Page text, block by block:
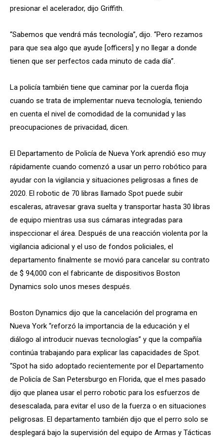
presionar el acelerador, dijo Griffith.
“Sabemos que vendrá más tecnología”, dijo. “Pero rezamos
para que sea algo que ayude [officers] y no llegar a donde
tienen que ser perfectos cada minuto de cada día”.
La policía también tiene que caminar por la cuerda floja
cuando se trata de implementar nueva tecnología, teniendo
en cuenta el nivel de comodidad de la comunidad y las
preocupaciones de privacidad, dicen.
El Departamento de Policía de Nueva York aprendió eso muy
rápidamente cuando comenzó a usar un perro robótico para
ayudar con la vigilancia y situaciones peligrosas a fines de
2020. El robotic de 70 libras llamado Spot puede subir
escaleras, atravesar grava suelta y transportar hasta 30 libras
de equipo mientras usa sus cámaras integradas para
inspeccionar el área. Después de una reacción violenta por la
vigilancia adicional y el uso de fondos policiales, el
departamento finalmente se movió para cancelar su contrato
de $ 94,000 con el fabricante de dispositivos Boston
Dynamics solo unos meses después.
Boston Dynamics dijo que la cancelación del programa en
Nueva York “reforzó la importancia de la educación y el
diálogo al introducir nuevas tecnologías” y que la compañía
continúa trabajando para explicar las capacidades de Spot.
“Spot ha sido adoptado recientemente por el Departamento
de Policía de San Petersburgo en Florida, que el mes pasado
dijo que planea usar el perro robotic para los esfuerzos de
desescalada, para evitar el uso de la fuerza o en situaciones
peligrosas. El departamento también dijo que el perro solo se
desplegará bajo la supervisión del equipo de Armas y Tácticas